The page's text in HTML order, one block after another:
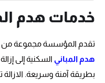
خدمات هدم
تقدم المؤسسة مجموعة من
هدم المباني السكنية إلى
بطريقة آمنة وسريعة. الازالة